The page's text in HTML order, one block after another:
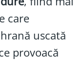
care
uscată
provoacă